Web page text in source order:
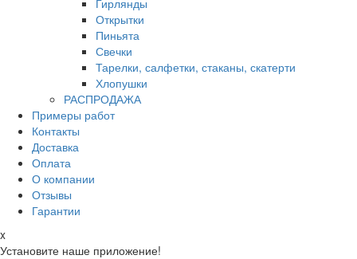
Гирлянды
Открытки
Пиньята
Свечки
Тарелки, салфетки, стаканы, скатерти
Хлопушки
РАСПРОДАЖА
Примеры работ
Контакты
Доставка
Оплата
О компании
Отзывы
Гарантии
x
Установите наше приложение!